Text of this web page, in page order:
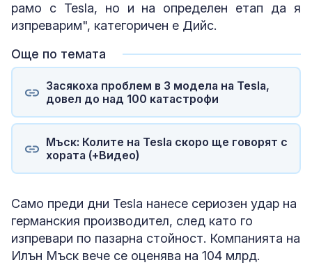
рамо с Tesla, но и на определен етап да я
изпреварим", категоричен е Дийс.
Още по темата
Засякоха проблем в 3 модела на Tesla,
довел до над 100 катастрофи
Мъск: Колите на Tesla скоро ще говорят с
хората (+Видео)
Само преди дни Tesla нанесе сериозен удар на
германския производител, след като го
изпревари по пазарна стойност. Компанията на
Илън Мъск вече се оценява на 104 млрд.